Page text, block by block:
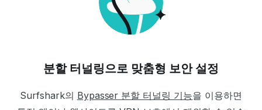
분할 터널링으로 맞춤형 보안 설정
Surfshark의 Bypasser 분할 터널링 기능을 이용하면